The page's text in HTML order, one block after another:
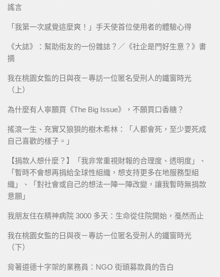
謠言
「我第一次感覺這麼爽！」手天使首位使用者的體驗心得
《大誌》：幫助街友的一份雜誌？／《社企是門好生意？》書
摘
我在桃園女監的日與夜－專訪一位匿名受刑人的鐵窗時光
（上）
為什麼有人寧願買《The Big Issue》，不願買口香糖？
搖滾一生、充實又狼狽的樹木希林：「人都會死，至少要死成
自己喜歡的樣子。」
【捐款人想什麼？】「我非常重視財報的合理度、透明度」、
「暫時不會想再捐給全球性組織，想支持更多在地服務型組
織」、「對社會或自己的想法一陣一陣改變，讓我暫時無捐款
意願」
我朋友住在精神病院 3000 多天：生命從住院開始，戞然而止
我在桃園女監的日與夜－專訪一位匿名受刑人的鐵窗時光
（下）
背著道德十字架的業務員：NGO 街頭募款員的告白